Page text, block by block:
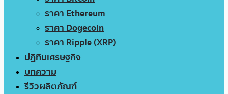
ราคา Ethereum
ราคา Dogecoin
ราคา Ripple (XRP)
ปฏิทินเศรษฐกิจ
บทความ
รีวิวผลิตภัณฑ์